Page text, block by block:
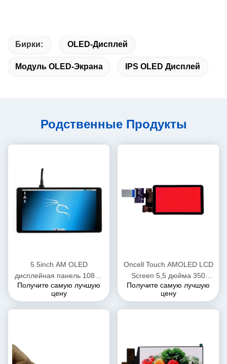
Бирки: OLED-Дисплей
Модуль OLED-Экрана IPS OLED Дисплей
Родственные Продукты
5.5inch AM OLED
дисплейная панель 1080 *
1920 FHD Монитор OEM
ODM
Получите самую лучшую
цену
Oncell Touch AMOLED LCD
Screen 5,5 дюйма 350
нитсов Разрешение
1440*2560
Получите самую лучшую
цену